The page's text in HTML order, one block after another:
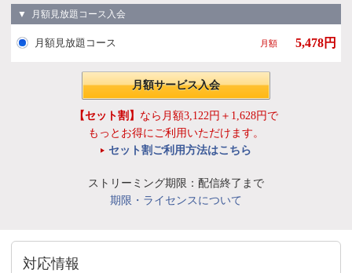
▼ 月額見放題コース入会
月額見放題コース 月額 5,478円
月額サービス入会
【セット割】 なら月額3,122円＋1,628円で
もっとお得にご利用いただけます。
セット割ご利用方法はこちら
ストリーミング期限：配信終了まで
期限・ライセンスについて
対応情報